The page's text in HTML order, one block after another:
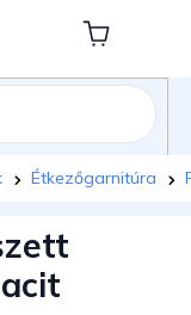
Kosár
Étkezőgarnitúra